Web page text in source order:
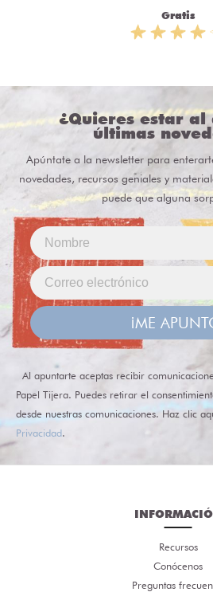
Gratis
¿Quieres estar
últimas
Apúntate a la newsletter para
novedades, recursos geniales y
puede que alguna
¡ME
Al apuntarte aceptas recibir
Papel Tijera. Puedes retirar el
desde nuestras comunicaciones. Haz clic
Privacidad.
Recursos
Conócenos
Preguntas